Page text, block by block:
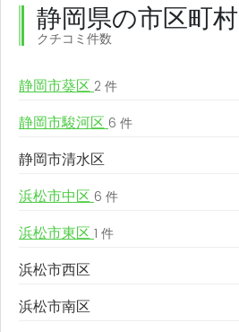
静岡県の市区町村
クチコミ件数
静岡市葵区 2 件
静岡市駿河区 6 件
静岡市清水区
浜松市中区 6 件
浜松市東区 1 件
浜松市西区
浜松市南区